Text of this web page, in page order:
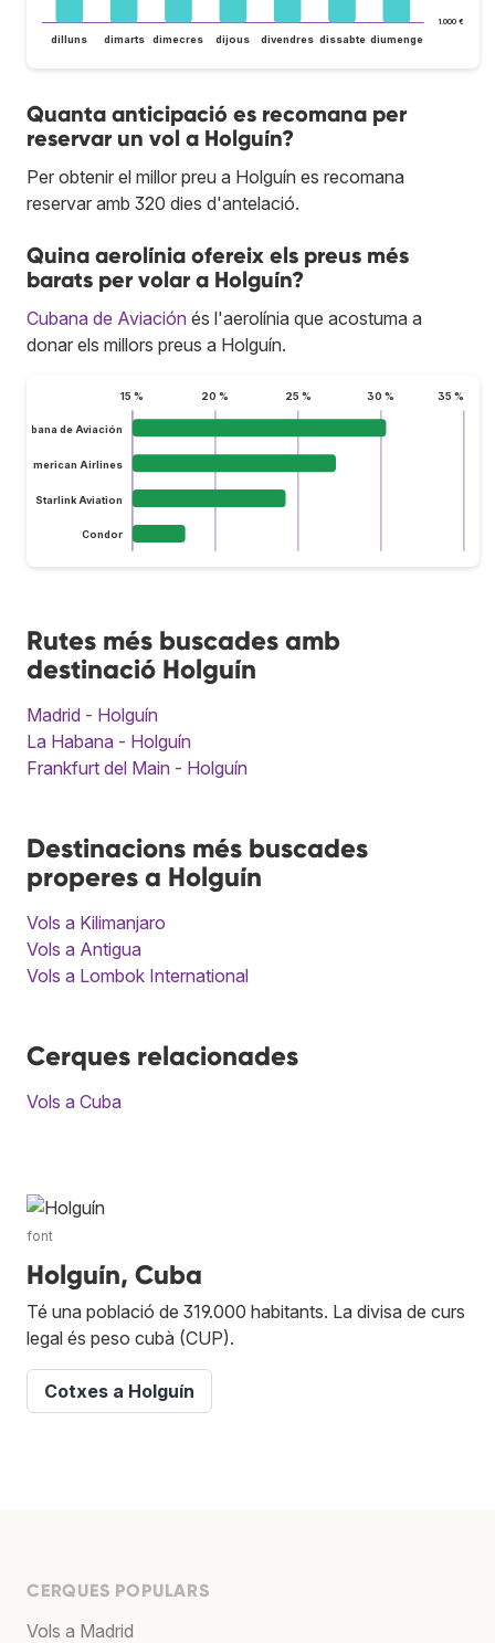
1.000 €
dilluns dimarts dimecres dijous divendres dissabte diumenge
Quanta anticipació es recomana per
reservar un vol a Holguín?
Per obtenir el millor preu a Holguín es recomana
reservar amb 320 dies d'antelació.
Quina aerolínia ofereix els preus més
barats per volar a Holguín?
Cubana de Aviación és l'aerolínia que acostuma a
donar els millors preus a Holguín.
15 % 20 % 25 % 30 % 35 %
Cubana de Aviación
American Airlines
Starlink Aviation
Condor
Rutes més buscades amb
destinació Holguín
Madrid - Holguín
La Habana - Holguín
Frankfurt del Main - Holguín
Destinacions més buscades
properes a Holguín
Vols a Kilimanjaro
Vols a Antigua
Vols a Lombok International
Cerques relacionades
Vols a Cuba
font
Holguín, Cuba
Té una població de 319.000 habitants. La divisa de curs
legal és peso cubà (CUP).
Cotxes a Holguín
CERQUES POPULARS
Vols a Madrid